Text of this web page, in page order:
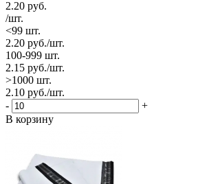
2.20 руб.
/шт.
<99 шт.
2.20 руб./шт.
100-999 шт.
2.15 руб./шт.
>1000 шт.
2.10 руб./шт.
-
+
В корзину